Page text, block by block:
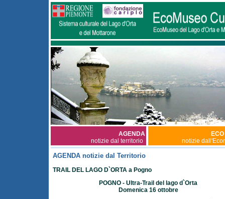
AGENDA
notizie dal territorio
notizie
AGENDA notizie dal Territorio
TRAIL DEL LAGO D`ORTA a Pogno
POGNO - Ultra-Trail del lago d`Orta
Domenica 16 ottobre